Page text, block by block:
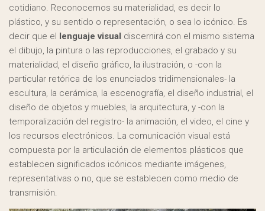
cotidiano. Reconocemos su materialidad, es decir lo
plástico, y su sentido o representación, o sea lo icónico. Es
decir que el lenguaje visual discernirá con el mismo sistema
el dibujo, la pintura o las reproducciones, el grabado y su
materialidad, el diseño gráfico, la ilustración, o -con la
particular retórica de los enunciados tridimensionales- la
escultura, la cerámica, la escenografía, el diseño industrial, el
diseño de objetos y muebles, la arquitectura, y -con la
temporalización del registro- la animación, el video, el cine y
los recursos electrónicos. La comunicación visual está
compuesta por la articulación de elementos plásticos que
establecen significados icónicos mediante imágenes,
representativas o no, que se establecen como medio de
transmisión.